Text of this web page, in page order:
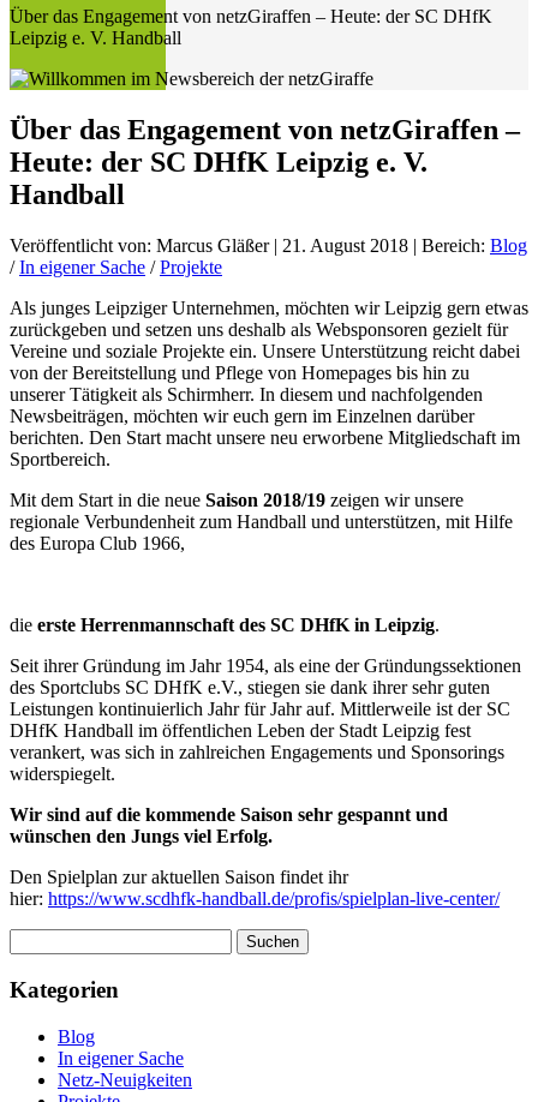
Über das Engagement von netzGiraffen – Heute: der SC DHfK
Leipzig e. V. Handball
Über das Engagement von netzGiraffen –
Heute: der SC DHfK Leipzig e. V.
Handball
Veröffentlicht von: Marcus Gläßer| 21. August 2018 | Bereich: Blog
/In eigener Sache /Projekte
Als junges Leipziger Unternehmen, möchten wir Leipzig gern etwas
zurückgeben und setzen uns deshalb als Websponsoren gezielt für
Vereine und soziale Projekte ein. Unsere Unterstützung reicht dabei
von der Bereitstellung und Pflege von Homepages bis hin zu
unserer Tätigkeit als Schirmherr. In diesem und nachfolgenden
Newsbeiträgen, möchten wir euch gern im Einzelnen darüber
berichten. Den Start macht unsere neu erworbene Mitgliedschaft im
Sportbereich.
Mit dem Start in die neue Saison 2018/19 zeigen wir unsere
regionale Verbundenheit zum Handball und unterstützen, mit Hilfe
des Europa Club 1966,
die erste Herrenmannschaft des SC DHfK in Leipzig.
Seit ihrer Gründung im Jahr 1954, als eine der Gründungssektionen
des Sportclubs SC DHfK e.V., stiegen sie dank ihrer sehr guten
Leistungen kontinuierlich Jahr für Jahr auf. Mittlerweile ist der SC
DHfK Handball im öffentlichen Leben der Stadt Leipzig fest
verankert, was sich in zahlreichen Engagements und Sponsorings
widerspiegelt.
Wir sind auf die kommende Saison sehr gespannt und
wünschen den Jungs viel Erfolg.
Den Spielplan zur aktuellen Saison findet ihr
hier: https://www.scdhfk-handball.de/profis/spielplan-live-center/
Kategorien
Blog
In eigener Sache
Netz-Neuigkeiten